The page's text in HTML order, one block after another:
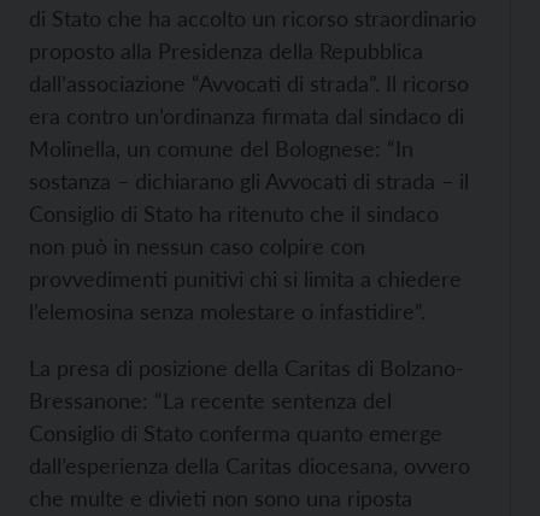
di Stato che ha accolto un ricorso straordinario
proposto alla Presidenza della Repubblica
dall’associazione “Avvocati di strada”. Il ricorso
era contro un’ordinanza firmata dal sindaco di
Molinella, un comune del Bolognese: “In
sostanza – dichiarano gli Avvocati di strada – il
Consiglio di Stato ha ritenuto che il sindaco
non può in nessun caso colpire con
provvedimenti punitivi chi si limita a chiedere
l’elemosina senza molestare o infastidire”.
La presa di posizione della Caritas di Bolzano-
Bressanone: “La recente sentenza del
Consiglio di Stato conferma quanto emerge
dall’esperienza della Caritas diocesana, ovvero
che multe e divieti non sono una riposta